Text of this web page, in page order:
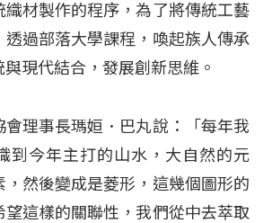
織材製作的程序，為了將傳統工藝
透過部落大學課程，喚起族人傳承
現代結合，發展創新思維。
理事長瑪姮．巴丸說：「每年我
到今年主打的山水，大自然的元
然後變成是菱形，這幾個圖形的
望這樣的關聯性，我們從中去萃取